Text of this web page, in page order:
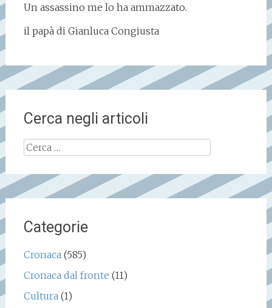
Un assassino me lo ha ammazzato.
il papà di Gianluca Congiusta
Cerca negli articoli
Ricerca
Categorie
Cronaca(585)
Cronaca dal fronte (11)
Cultura(1)